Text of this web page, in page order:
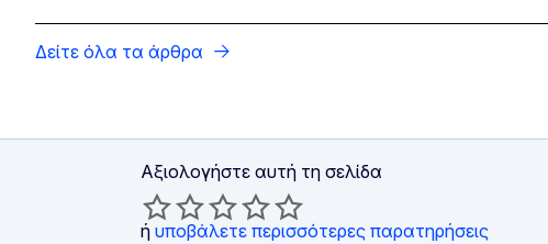
Δείτε όλα τα άρθρα
Αξιολογήστε αυτή τη σελίδα
ή υποβάλετε περισσότερες παρατηρήσεις